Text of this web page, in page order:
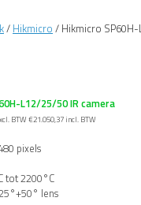
/ Hikmicro / Hikmicro
L12/25/50 IR camera
BTW€21.050,37 incl. BTW
pixels
tot 2200°C
lens